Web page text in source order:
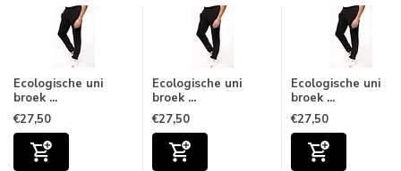
Ecologische uni
broek ...
€27,50
Ecologische uni
broek ...
€27,50
Ecologische uni
broek ...
€27,50